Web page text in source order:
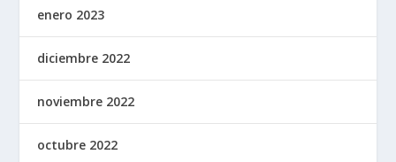
enero 2023
diciembre 2022
noviembre 2022
octubre 2022